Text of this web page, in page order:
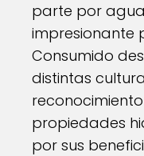
parte por
impresionante
Consumido
distintas
propiedades
por sus